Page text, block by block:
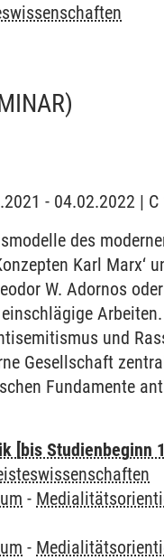
- 04.02.2022 |
des
Karl Marx‘
W. Adornos
und
Gesellschaft
Fundamente
[bis Studienbeginn
-
-